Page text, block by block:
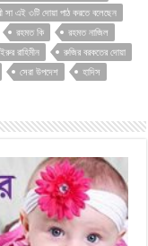
সা এই ৩টি দোয়া পাঠ করতে বলেছেন
রহমত কি
রহমত নাজিল
রাহিমীন
রুজির বরকতের দোয়া
সেরা উপদেশ হাদিস